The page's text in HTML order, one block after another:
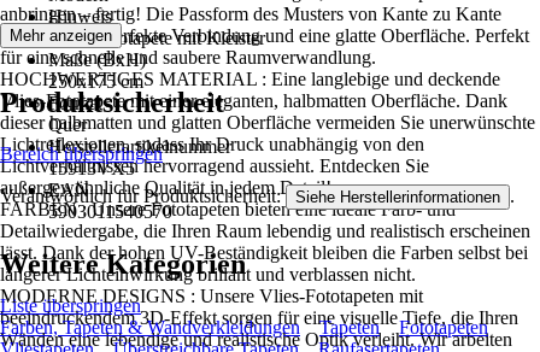
Hinweis
Vlies Fototapete mit Kleister
Maße (BxH)
250x175 cm
Format
Quer
Herstellerartikelnummer
15913VX5
EAN
5903011540570
anbringen – fertig! Die Passform des Musters von Kante zu Kante
sorgt für eine perfekte Verbindung und eine glatte Oberfläche. Perfekt
für eine schnelle und saubere Raumverwandlung.
HOCHWERTIGES MATERIAL : Eine langlebige und deckende
Vlies-Fototapete mit einer eleganten, halbmatten Oberfläche. Dank
dieser halbmatten und glatten Oberfläche vermeiden Sie unerwünschte
Lichtreflexionen, sodass Ihr Druck unabhängig von den
Lichtverhältnissen hervorragend aussieht. Entdecken Sie
außergewöhnliche Qualität in jedem Detail!
FARBEN : Unsere Fototapeten bieten eine ideale Farb- und
Detailwiedergabe, die Ihren Raum lebendig und realistisch erscheinen
lässt. Dank der hohen UV-Beständigkeit bleiben die Farben selbst bei
längerer Lichteinwirkung brillant und verblassen nicht.
MODERNE DESIGNS : Unsere Vlies-Fototapeten mit
beeindruckendem 3D-Effekt sorgen für eine visuelle Tiefe, die Ihren
Wänden eine lebendige und realistische Optik verleiht. Wir arbeiten
Mehr anzeigen
Produktsicherheit
Bereich überspringen
Verantwortlich für Produktsicherheit: Siehe Herstellerinformationen .
Weitere Kategorien
Liste überspringen
Farben, Tapeten & Wandverkleidungen
Tapeten
Fototapeten